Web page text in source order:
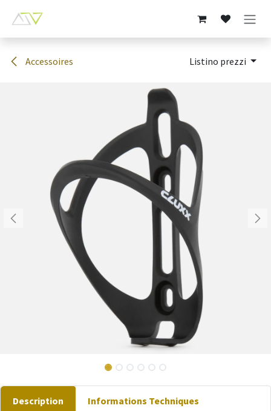
Accessoires Listino prezzi
Description Informations Techniques